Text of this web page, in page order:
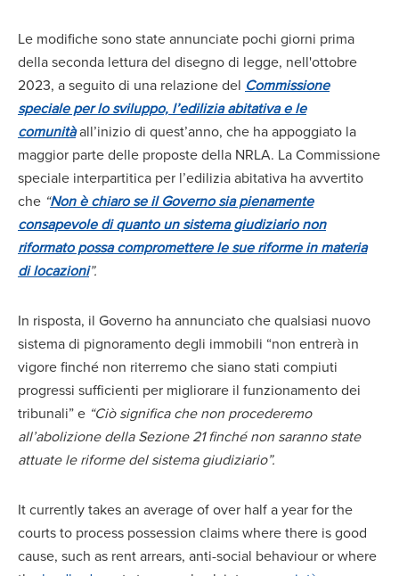
Le modifiche sono state annunciate pochi giorni prima
della seconda lettura del disegno di legge, nell'ottobre
2023, a seguito di una relazione del Commissione
speciale per lo sviluppo, l’edilizia abitativa e le
comunitàall’inizio di quest’anno, che ha appoggiato la
maggior parte delle proposte della NRLA. La Commissione
speciale interpartitica per l’edilizia abitativa ha avvertito
che “Non è chiaro se il Governo sia pienamente
consapevole di quanto un sistema giudiziario non
riformato possa compromettere le sue riforme in materia
di locazioni”.
In risposta, il Governo ha annunciato che qualsiasi nuovo
sistema di pignoramento degli immobili “non entrerà in
vigore finché non riterremo che siano stati compiuti
progressi sufficienti per migliorare il funzionamento dei
tribunali” e “Ciò significa che non procederemo
all’abolizione della Sezione 21 finché non saranno state
attuate le riforme del sistema giudiziario”.
It currently takes an average of over half a year for the
courts to process possession claims where there is good
cause, such as rent arrears, anti-social behaviour or where